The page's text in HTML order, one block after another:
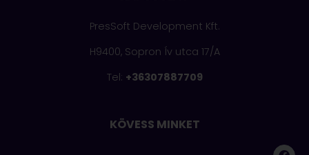
PresSoft Development Kft.
H9400, Sopron Ív utca 17/A
Tel: +36307887709
KÖVESS MINKET